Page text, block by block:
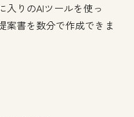
入りのAIツールを使っ
案書を数分で作成できま